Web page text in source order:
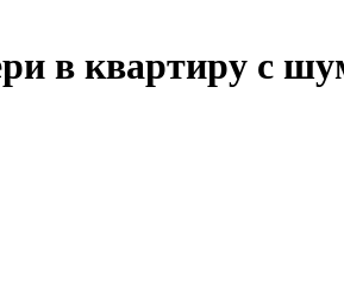
в квартиру с